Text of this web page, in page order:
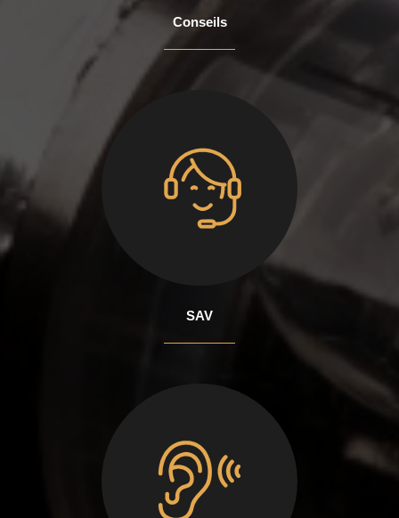
Conseils
SAV